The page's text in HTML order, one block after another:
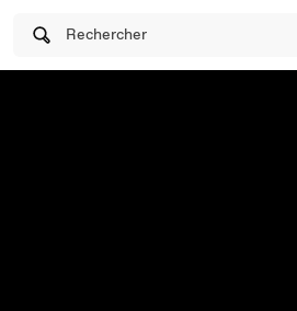
Rechercher